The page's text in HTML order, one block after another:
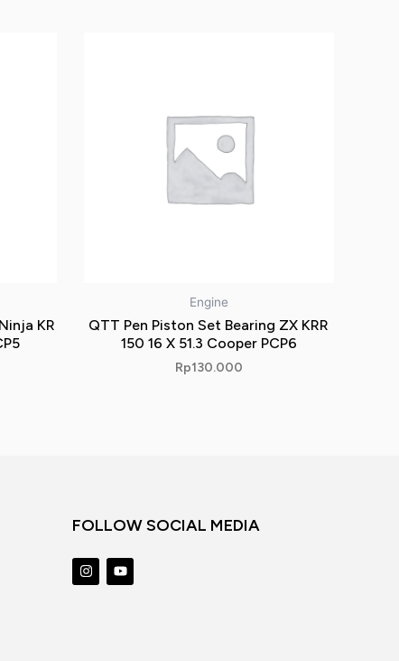
KR
Engine
QTT Pen Piston Set Bearing ZX KRR
150 16 X 51.3 Cooper PCP6
Rp130.000
FOLLOW SOCIAL MEDIA
I
n
s
Y
o
u